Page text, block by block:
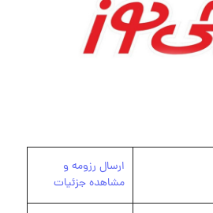
ارسال رزومه و
مشاهده جزئیات